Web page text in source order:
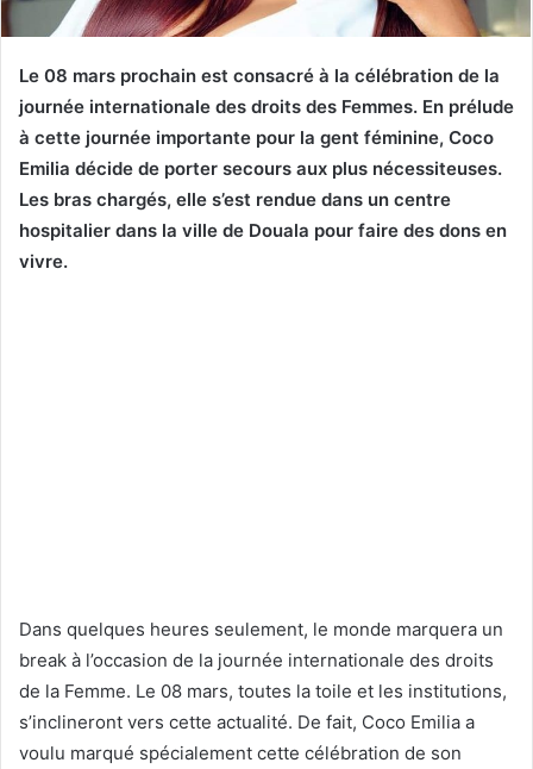
Le 08 mars prochain est consacré à la célébration de la
journée internationale des droits des Femmes. En prélude
à cette journée importante pour la gent féminine, Coco
Emilia décide de porter secours aux plus nécessiteuses.
Les bras chargés, elle s’est rendue dans un centre
hospitalier dans la ville de Douala pour faire des dons en
vivre.
Dans quelques heures seulement, le monde marquera un
break à l’occasion de la journée internationale des droits
de la Femme. Le 08 mars, toutes la toile et les institutions,
s’inclineront vers cette actualité. De fait, Coco Emilia a
voulu marqué spécialement cette célébration de son